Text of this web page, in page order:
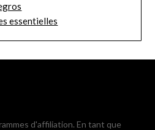
essentielles
d'affiliation. En tant que